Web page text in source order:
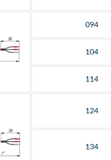
094
104
114
124
134